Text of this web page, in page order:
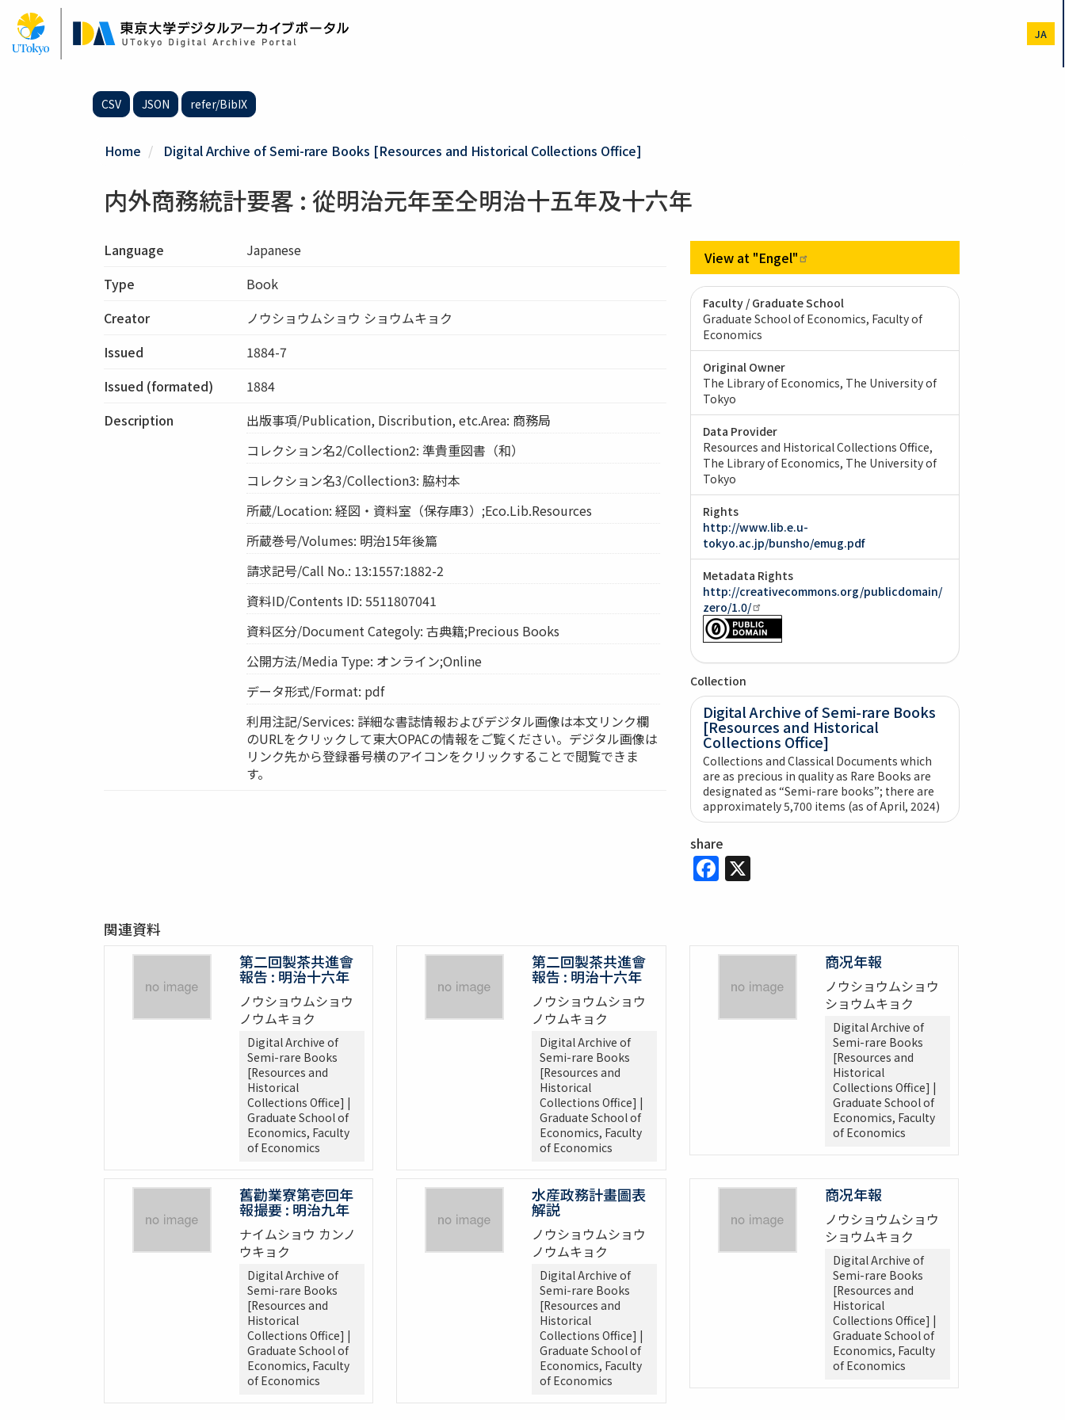
Skip
main
content
JA
CSV JSON refer/BibIX
Home Digital Archive of Semi-rare Books [Resources and Historical Collections Office]
内外商務統計要畧 : 從明治元年至仝明治十五年及十六年
Language
Japanese
Type
Book
Creator
ノウショウムショウ ショウムキョク
Issued
1884-7
Issued (formated)
1884
Description
出版事項/Publication, Discribution, etc.Area: 商務局
コレクション名2/Collection2: 準貴重図書（和）
コレクション名3/Collection3: 脇村本
所蔵/Location: 経図・資料室（保存庫3）;Eco.Lib.Resources
所蔵巻号/Volumes: 明治15年後篇
請求記号/Call No.: 13:1557:1882-2
資料ID/Contents ID: 5511807041
資料区分/Document Categoly: 古典籍;Precious Books
公開方法/Media Type: オンライン;Online
データ形式/Format: pdf
利用注記/Services: 詳細な書誌情報およびデジタル画像は本文リンク欄
のURLをクリックして東大OPACの情報をご覧ください。デジタル画像は
リンク先から登録番号横のアイコンをクリックすることで閲覧できま
す。
View at "Engel"
Faculty / Graduate School
Graduate School of Economics, Faculty of
Economics
Original Owner
The Library of Economics, The University of
Tokyo
Data Provider
Resources and Historical Collections Office,
The Library of Economics, The University of
Tokyo
Rights
http://www.lib.e.u-
tokyo.ac.jp/bunsho/emug.pdf
Metadata Rights
http://creativecommons.org/publicdomain/
zero/1.0/
Collection
Digital Archive of Semi-rare Books
[Resources and Historical
Collections Office]
Collections and Classical Documents which
are as precious in quality as Rare Books are
designated as “Semi-rare books”; there are
approximately 5,700 items (as of April, 2024)
share
Facebook
X
関連資料
第二回製茶共進會
報告 : 明治十六年
ノウショウムショウ
ノウムキョク
Digital Archive of
Semi-rare Books
[Resources and
Historical
Collections Office] |
Graduate School of
Economics, Faculty
of Economics
第二回製茶共進會
報告 : 明治十六年
ノウショウムショウ
ノウムキョク
Digital Archive of
Semi-rare Books
[Resources and
Historical
Collections Office] |
Graduate School of
Economics, Faculty
of Economics
商况年報
ノウショウムショウ
ショウムキョク
Digital Archive of
Semi-rare Books
[Resources and
Historical
Collections Office] |
Graduate School of
Economics, Faculty
of Economics
舊勸業寮第壱回年
報撮要 : 明治九年
ナイムショウ カンノ
ウキョク
Digital Archive of
Semi-rare Books
[Resources and
Historical
Collections Office] |
Graduate School of
Economics, Faculty
of Economics
水産政務計畫圖表
解説
ノウショウムショウ
ノウムキョク
Digital Archive of
Semi-rare Books
[Resources and
Historical
Collections Office] |
Graduate School of
Economics, Faculty
of Economics
商况年報
ノウショウムショウ
ショウムキョク
Digital Archive of
Semi-rare Books
[Resources and
Historical
Collections Office] |
Graduate School of
Economics, Faculty
of Economics